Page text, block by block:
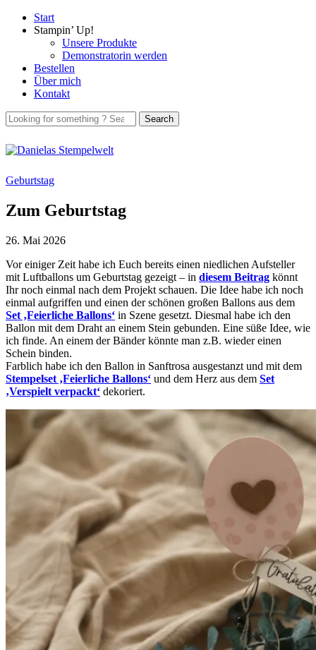
Start
Stampin’ Up!
Unsere Produkte
Demonstratorin werden
Bestellen
Über mich
Kontakt
Geburtstag
Zum Geburtstag
26. Mai 2026
Vor einiger Zeit habe ich Euch bereits einen niedlichen Aufsteller
mit Luftballons um Geburtstag gezeigt – in diesem Beitrag könnt
Ihr noch einmal nach dem Projekt schauen. Die Idee habe ich noch
einmal aufgriffen und einen der schönen großen Ballons aus dem
Set ‚Feierliche Ballons‘ in Szene gesetzt. Diesmal habe ich den
Ballon mit dem Draht an einem Stein gebunden. Eine süße Idee, wie
ich finde. An einem der Bänder könnte man z.B. wieder einen
Schein binden.
Farblich habe ich den Ballon in Sanftrosa ausgestanzt und mit dem
Stempelset ‚Feierliche Ballons‘ und dem Herz aus dem Set
‚Verspielt verpackt‘ dekoriert.